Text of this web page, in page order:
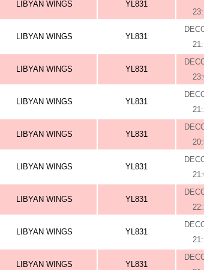
LIBYAN WINGS YL831
LIBYAN WINGS YL831
LIBYAN WINGS YL831
LIBYAN WINGS YL831
LIBYAN WINGS YL831
LIBYAN WINGS YL831
LIBYAN WINGS YL831
LIBYAN WINGS YL831
LIBYAN WINGS YL831